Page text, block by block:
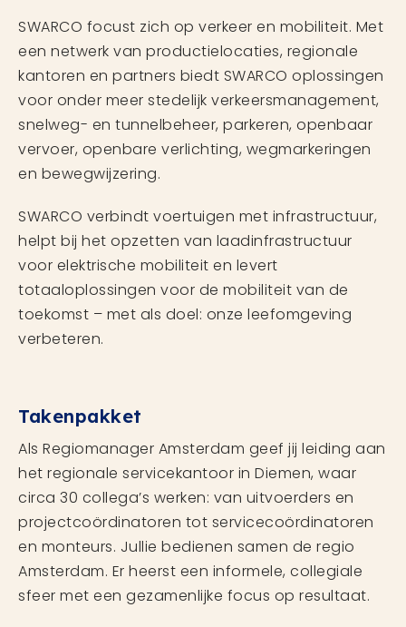
SWARCO focust zich op verkeer en mobiliteit. Met
een netwerk van productielocaties, regionale
kantoren en partners biedt SWARCO oplossingen
voor onder meer stedelijk verkeersmanagement,
snelweg- en tunnelbeheer, parkeren, openbaar
vervoer, openbare verlichting, wegmarkeringen
en bewegwijzering.
SWARCO verbindt voertuigen met infrastructuur,
helpt bij het opzetten van laadinfrastructuur
voor elektrische mobiliteit en levert
totaaloplossingen voor de mobiliteit van de
toekomst – met als doel: onze leefomgeving
verbeteren.
Takenpakket
Als Regiomanager Amsterdam geef jij leiding aan
het regionale servicekantoor in Diemen, waar
circa 30 collega’s werken: van uitvoerders en
projectcoördinatoren tot servicecoördinatoren
en monteurs. Jullie bedienen samen de regio
Amsterdam. Er heerst een informele, collegiale
sfeer met een gezamenlijke focus op resultaat.